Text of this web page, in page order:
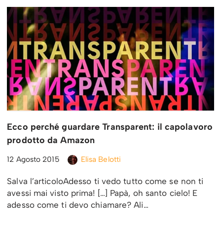
Ecco perché guardare Transparent: il capolavoro
prodotto da Amazon
12 Agosto 2015 Elisa Belotti
Salva l’articoloAdesso ti vedo tutto come se non ti
avessi mai visto prima! […] Papà, oh santo cielo! E
adesso come ti devo chiamare? Ali…